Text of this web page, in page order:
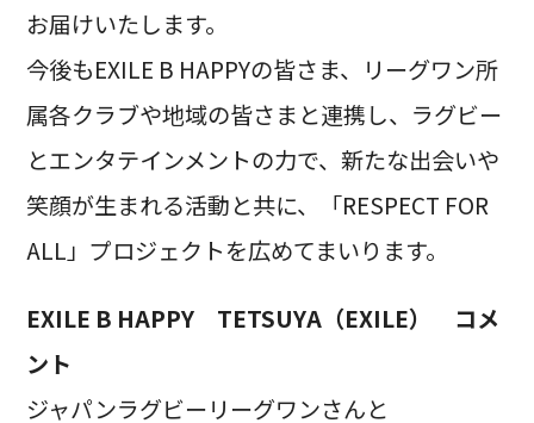
お届けいたします。
今後もEXILE B HAPPYの皆さま、リーグワン所
属各クラブや地域の皆さまと連携し、ラグビー
とエンタテインメントの力で、新たな出会いや
笑顔が生まれる活動と共に、「RESPECT FOR
ALL」プロジェクトを広めてまいります。
EXILE B HAPPY TETSUYA（EXILE） コメ
ント
ジャパンラグビーリーグワンさんと